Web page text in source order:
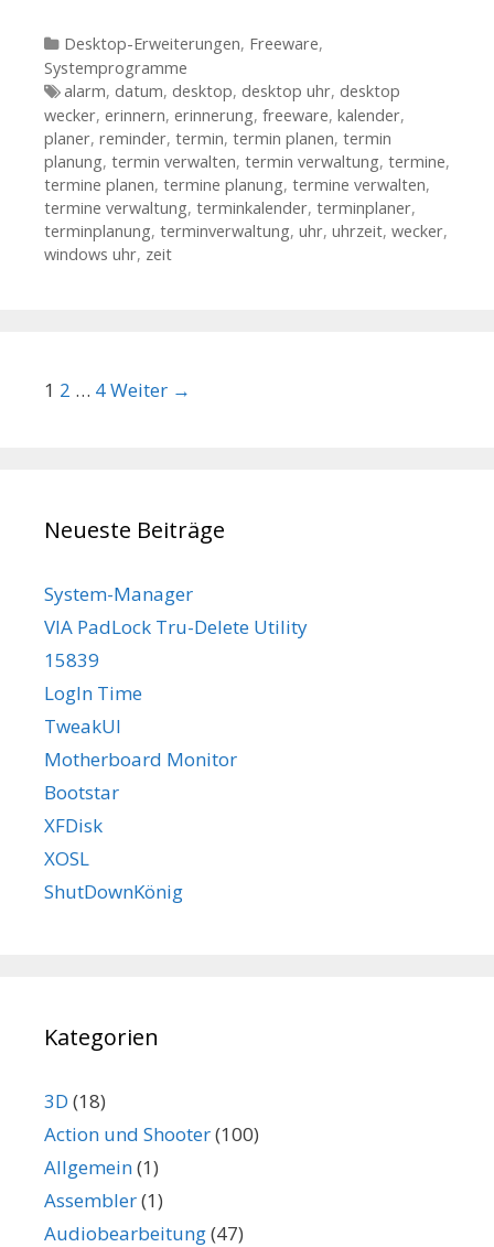
Kategorien
Desktop-Erweiterungen, Freeware,
Systemprogramme
Tags
alarm, datum, desktop, desktop uhr, desktop
wecker, erinnern, erinnerung, freeware, kalender,
planer, reminder, termin, termin planen, termin
planung, termin verwalten, termin verwaltung, termine,
termine planen, termine planung, termine verwalten,
termine verwaltung, terminkalender, terminplaner,
terminplanung, terminverwaltung, uhr, uhrzeit, wecker,
windows uhr, zeit
Beitrags-Navigation
1 2 … 4Weiter →
Neueste Beiträge
System-Manager
VIA PadLock Tru-Delete Utility
15839
LogIn Time
TweakUI
Motherboard Monitor
Bootstar
XFDisk
XOSL
ShutDownKönig
Kategorien
3D (18)
Action und Shooter(100)
Allgemein(1)
Assembler(1)
Audiobearbeitung(47)